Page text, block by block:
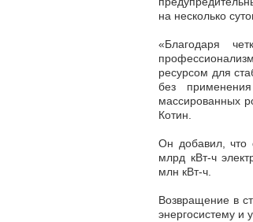
на несколько
«Благодаря
ресурсом для
без
массированных
Котин.
Он добавил, что
млрд кВт-ч
млн кВт-ч.
Возвращение в
энергосистему и